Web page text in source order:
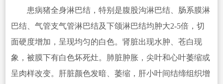
患病猪全身淋巴结，特别是腹股沟淋巴结、肠系膜淋
巴结、气管支气管淋巴结及下颌淋巴结均肿大2-5倍，切
面硬度增加，呈现均匀的白色。肾脏出现水肿、苍白现
象，被膜下有白色坏死灶。肺脏肿胀，尖叶和心叶萎缩或
呈肉样改变。肝脏颜色发暗、萎缩，肝小叶间结缔组织增